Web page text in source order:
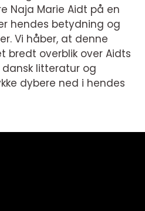
Naja Marie Aidt på en
hendes betydning og
Vi håber, at denne
bredt overblik over Aidts
litteratur og
dybere ned i hendes